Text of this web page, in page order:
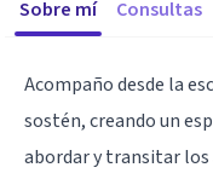
Sobre mí Consultas
Acompaño desde la
sostén, creando un
abordar y transitar los